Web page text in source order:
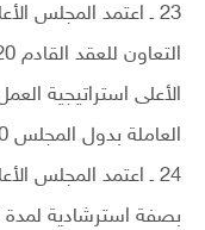
23 ـ اعتمد المجلس
الأعلى استراتيجية
العاملة بدول المجلس 2020 – 2025م.
24 ـ اعتمد المجلس
بصفة استرشادية